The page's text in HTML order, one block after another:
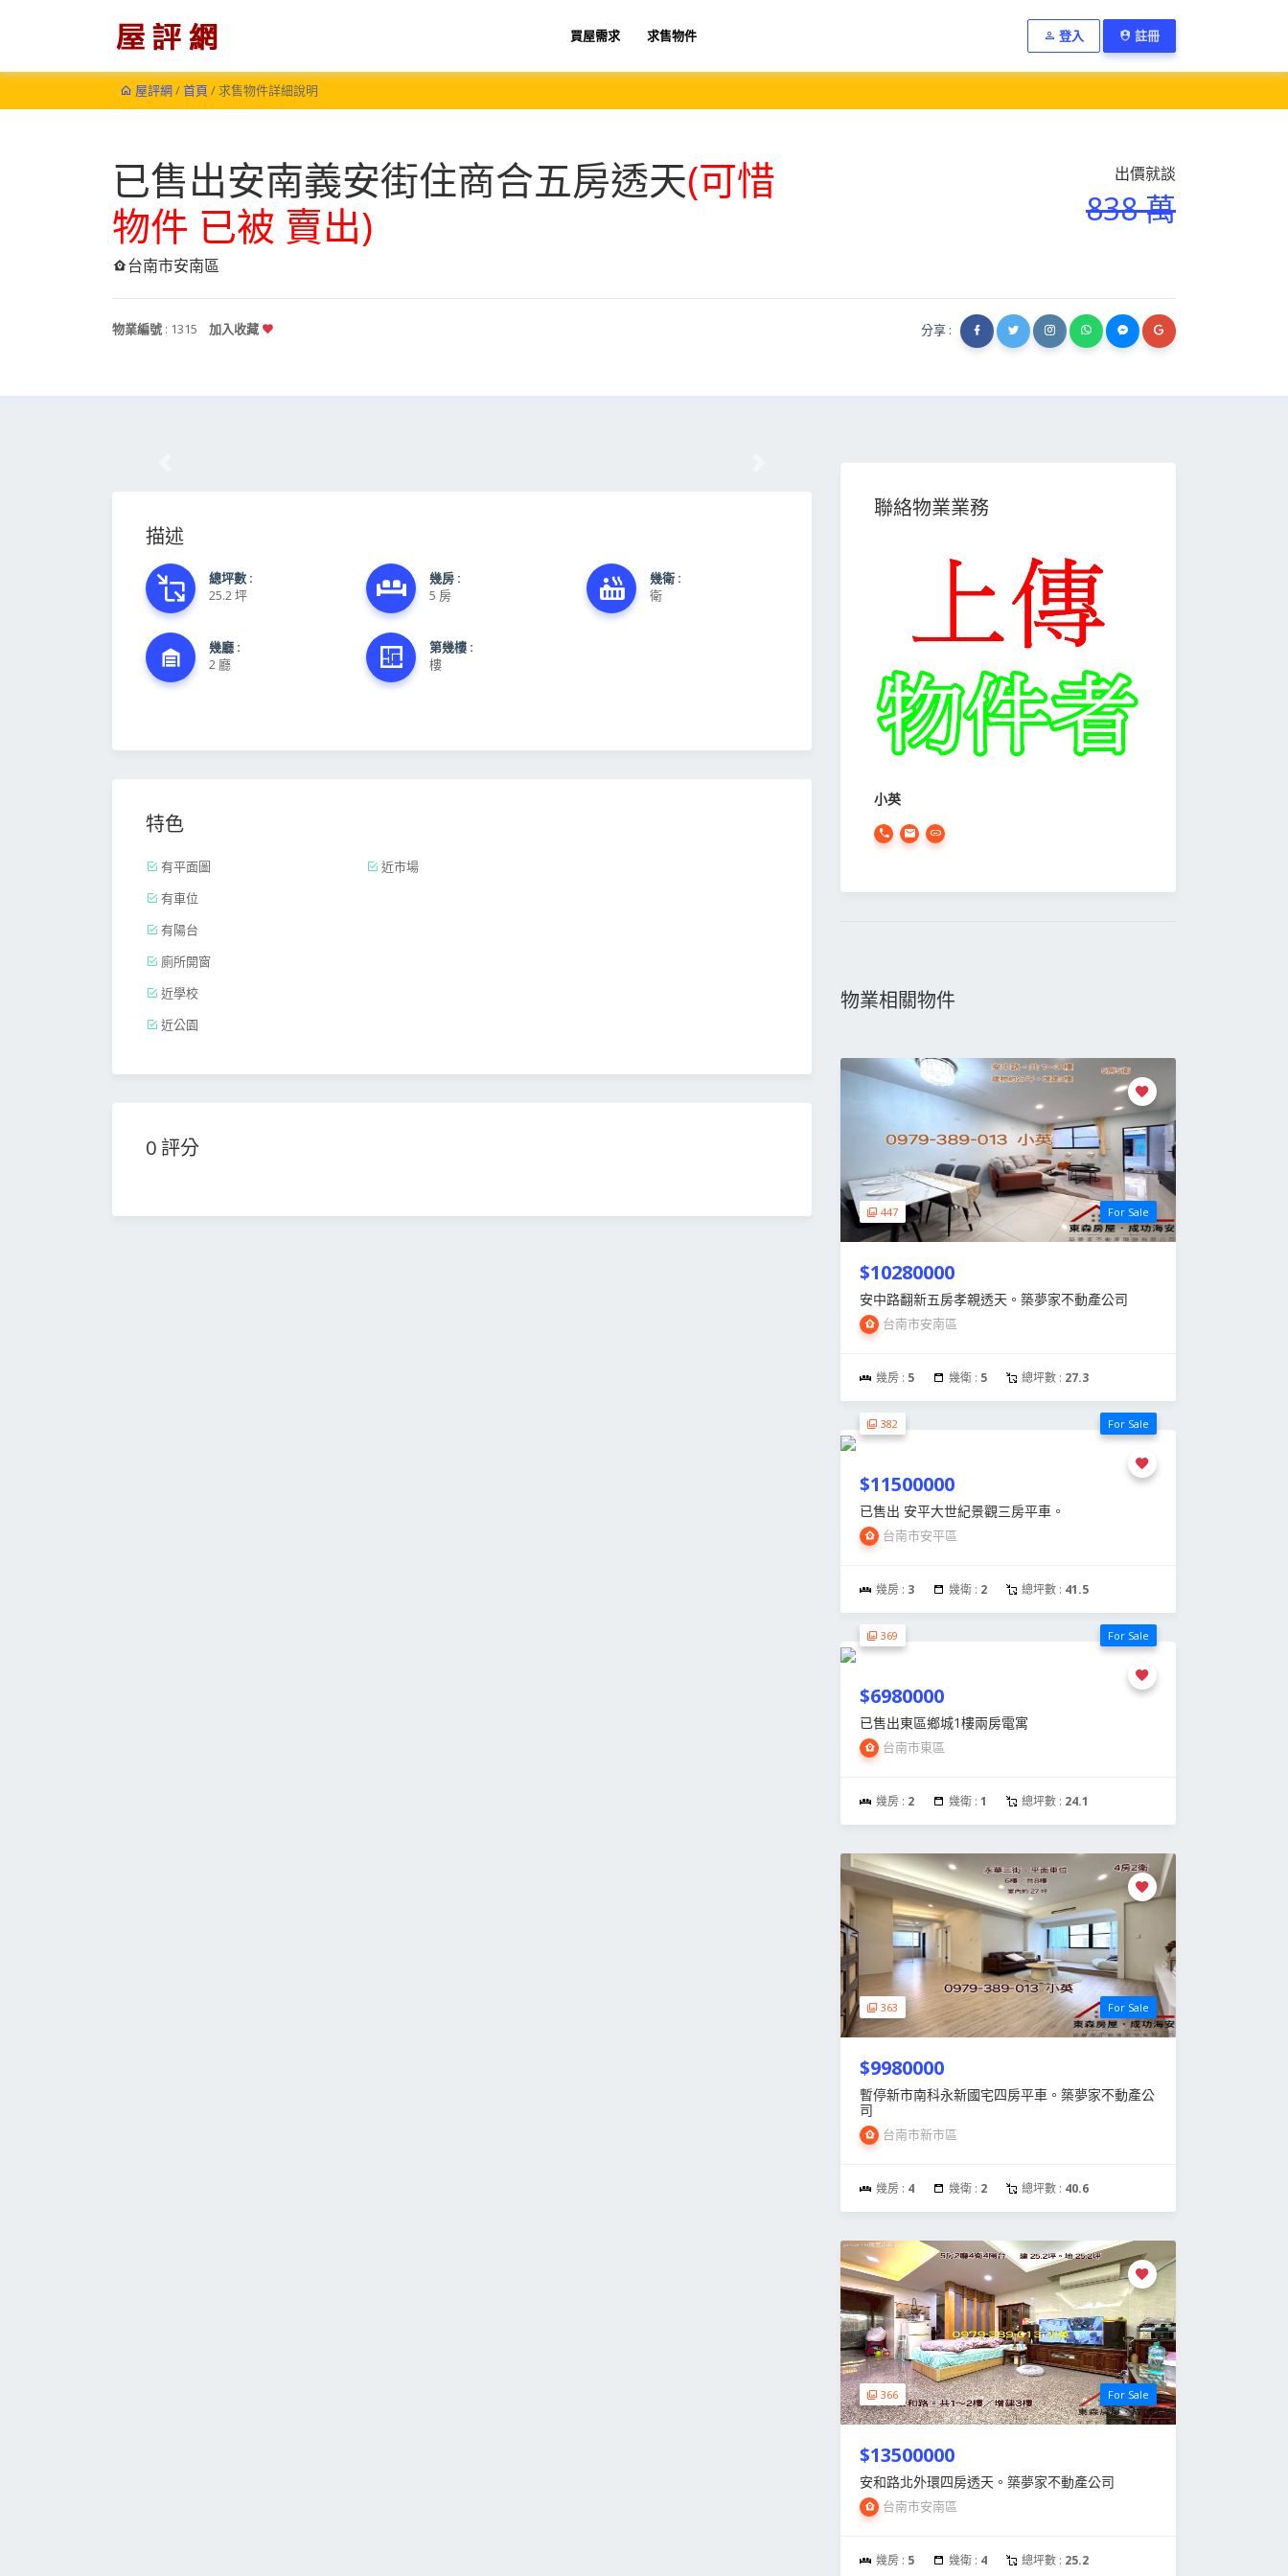
買屋需求 求售物件 登入 註冊
屋評網/首頁 / 求售物件詳細說明
已售出安南義安街住商合五房透天(可惜
物件 已被 賣出)
台南市安南區
出價就談
838 萬
物業編號 : 1315 加入收藏 分享 :
描述
總坪數 :
25.2 坪
幾房 :
5 房
幾衛 :
衛
幾廳 :
2 廳
第幾樓 :
樓
特色
有平面圖
有車位
有陽台
廁所開窗
近學校
近公園
近市場
0 評分
聯絡物業業務
小英
物業相關物件
447 For Sale
$10280000
安中路翻新五房孝親透天。築夢家不動產公司
台南市安南區
幾房 : 5 幾衛 : 5 總坪數 : 27.3
382 For Sale
$11500000
已售出 安平大世紀景觀三房平車。
台南市安平區
幾房 : 3 幾衛 : 2 總坪數 : 41.5
369 For Sale
$6980000
已售出東區鄉城1樓兩房電寓
台南市東區
幾房 : 2 幾衛 : 1 總坪數 : 24.1
363 For Sale
$9980000
暫停新市南科永新國宅四房平車。築夢家不動產公
司
台南市新市區
幾房 : 4 幾衛 : 2 總坪數 : 40.6
366 For Sale
$13500000
安和路北外環四房透天。築夢家不動產公司
台南市安南區
幾房 : 5 幾衛 : 4 總坪數 : 25.2